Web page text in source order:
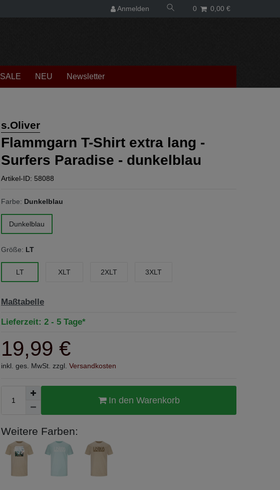
Anmelden 0 0,00 €
SALE NEU Newsletter
s.Oliver
Flammgarn T-Shirt extra lang -
Surfers Paradise - dunkelblau
Artikel-ID: 58088
Farbe: Dunkelblau
Dunkelblau
Größe: LT
LT XLT 2XLT 3XLT
Maßtabelle
Lieferzeit: 2 - 5 Tage*
19,99 €
inkl. ges. MwSt. zzgl. Versandkosten
In den Warenkorb
Weitere Farben: